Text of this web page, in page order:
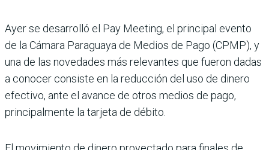
Ayer se desarrolló el Pay Meeting, el principal evento
de la Cámara Paraguaya de Medios de Pago (CPMP), y
una de las novedades más relevantes que fueron dadas
a conocer consiste en la reduc­ción del uso de dinero
efec­tivo, ante el avance de otros medios de pago,
principal­mente la tarjeta de débito.